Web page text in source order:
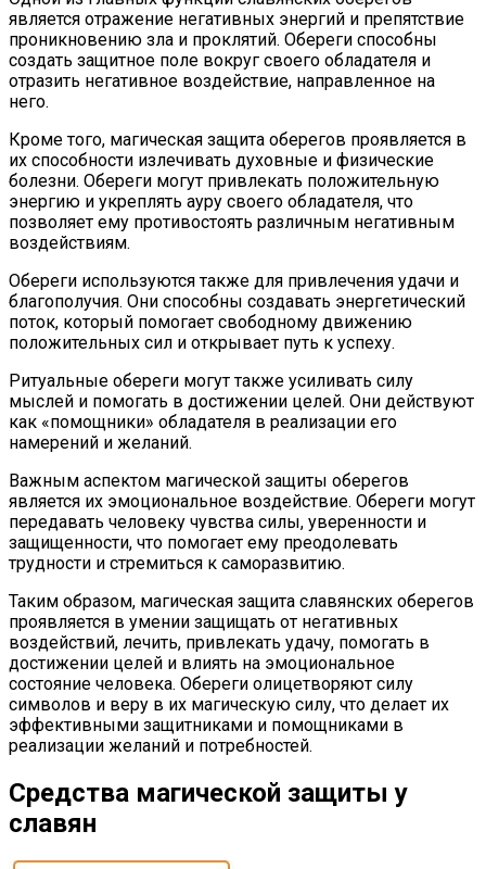
является отражение негативных энергий и препятствие
проникновению зла и проклятий. Обереги способны
создать защитное поле вокруг своего обладателя и
отразить негативное воздействие, направленное на
него.
Кроме того, магическая защита оберегов проявляется в
их способности излечивать духовные и физические
болезни. Обереги могут привлекать положительную
энергию и укреплять ауру своего обладателя, что
позволяет ему противостоять различным негативным
воздействиям.
Обереги используются также для привлечения удачи и
благополучия. Они способны создавать энергетический
поток, который помогает свободному движению
положительных сил и открывает путь к успеху.
Ритуальные обереги могут также усиливать силу
мыслей и помогать в достижении целей. Они действуют
как «помощники» обладателя в реализации его
намерений и желаний.
Важным аспектом магической защиты оберегов
является их эмоциональное воздействие. Обереги могут
передавать человеку чувства силы, уверенности и
защищенности, что помогает ему преодолевать
трудности и стремиться к саморазвитию.
Таким образом, магическая защита славянских оберегов
проявляется в умении защищать от негативных
воздействий, лечить, привлекать удачу, помогать в
достижении целей и влиять на эмоциональное
состояние человека. Обереги олицетворяют силу
символов и веру в их магическую силу, что делает их
эффективными защитниками и помощниками в
реализации желаний и потребностей.
Средства магической защиты у
славян